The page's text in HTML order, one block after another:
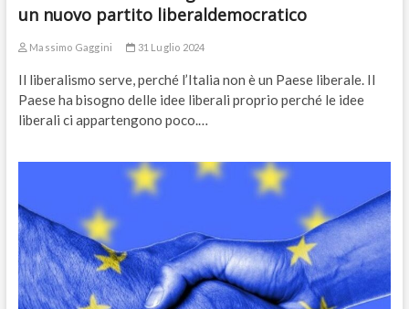
un nuovo partito liberaldemocratico
Massimo Gaggini 31 Luglio 2024
Il liberalismo serve, perché l’Italia non è un Paese liberale. Il
Paese ha bisogno delle idee liberali proprio perché le idee
liberali ci appartengono poco.…